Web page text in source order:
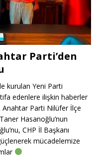
Parti’den
kurulan Yeni Parti
edenlere ilişkin haberler
Parti Nilüfer İlçe
Hasanoğlu’nun
CHP İl Başkanı
mücadelemize